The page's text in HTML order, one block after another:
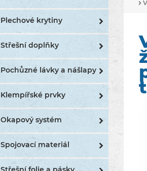
Plechové krytiny
Střešní doplňky
Pochůzné lávky a nášlapy
Klempířské prvky
Okapový systém
Spojovací materiál